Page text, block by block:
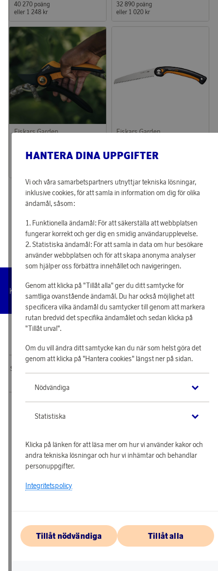
40 270 poäng
eller 1 248 kr
32 890 poäng
eller 1 020 kr
Fiskars Garden
Plus sekatör P521 ss
7 920 poäng
Fiskars Garden
10 410 poäng
«
HANTERA DINA UPPGIFTER
Vi och våra samarbetspartners utnyttjar tekniska lösningar,
inklusive cookies, för att samla in information om dig för olika
ändamål, såsom:
Funktionella ändamål: För att säkerställa att webbplatsen
fungerar korrekt och ger dig en smidig användarupplevelse.
Statistiska ändamål: För att samla in data om hur besökare
använder webbplatsen och för att skapa anonyma analyser
som hjälper oss förbättra innehållet och navigeringen.
Genom att klicka på "Tillåt alla" ger du ditt samtycke för
samtliga ovanstående ändamål. Du har också möjlighet att
specificera vilka ändamål du samtycker till genom att markera
rutan bredvid det specifika ändamålet och sedan klicka på
"Tillåt urval".
Om du vill ändra ditt samtycke kan du när som helst göra det
genom att klicka på "Hantera cookies" längst ner på sidan.
Nödvändiga
Statistiska
Klicka på länken för att läsa mer om hur vi använder kakor och
andra tekniska lösningar och hur vi inhämtar och behandlar
personuppgifter.
Integritetspolicy
Tillåt nödvändiga Tillåt alla
Kundservice Villkor Integritetspolicy
Hantera
cookies
© 2026 Scandinavian Airlines System-Denmark-Norway-Sweden, org.nr
SAS EuroBonus webbshop drivs av Awardit CLS AB. Copyright © 2026 Awardit